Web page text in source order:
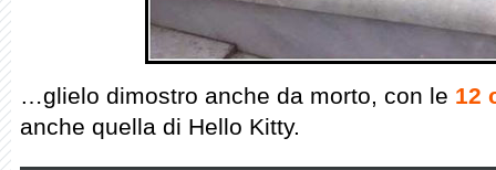
…glielo dimostro anche da morto, con le 12
anche quella di Hello Kitty.